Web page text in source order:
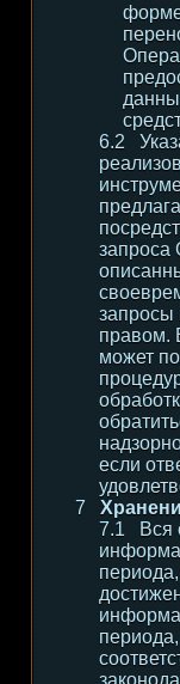
запроса
запросы
правом.
может
если
Вся